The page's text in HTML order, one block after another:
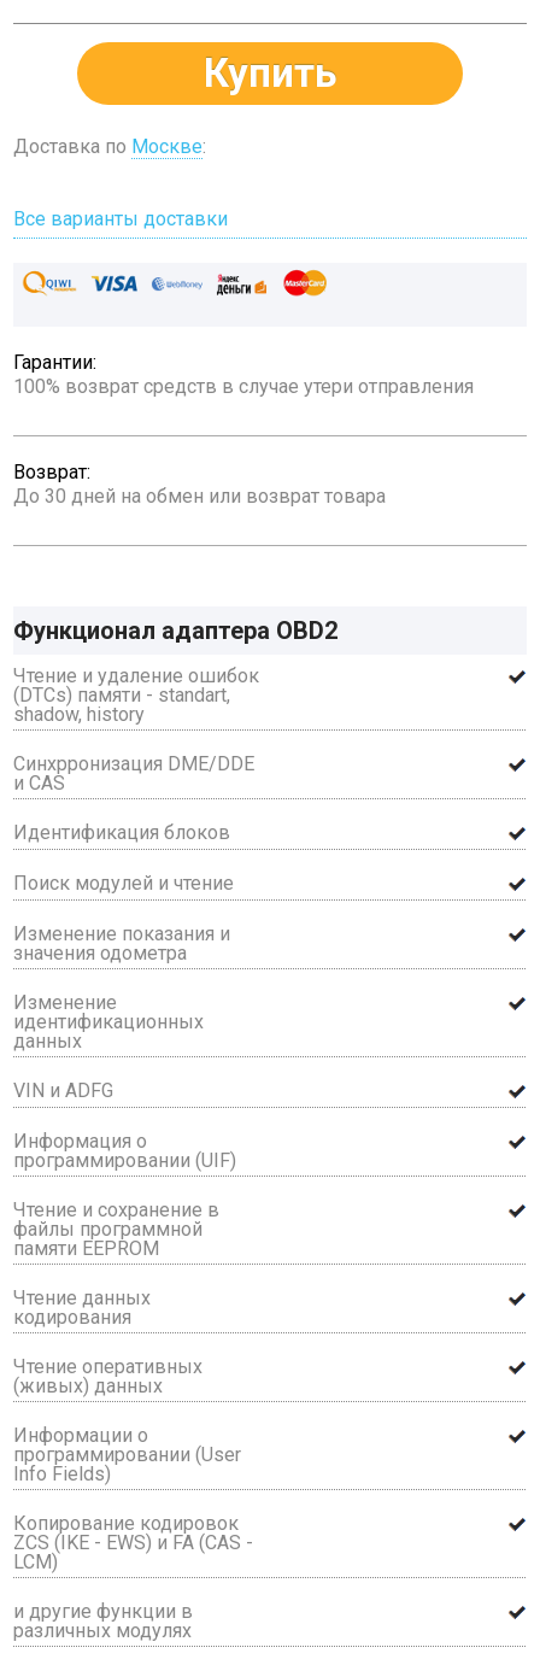
Купить
Доставка по Москве:
Все варианты доставки
Гарантии:
100% возврат средств в случае утери отправления
Возврат:
До 30 дней на обмен или возврат товара
Функционал адаптера OBD2
Чтение и удаление ошибок
(DTCs) памяти - standart,
shadow, history
Синхрронизация DME/DDE
и CAS
Идентификация блоков
Поиск модулей и чтение
Изменение показания и
значения одометра
Изменение
идентификационных
данных
VIN и ADFG
Информация о
программировании (UIF)
Чтение и сохранение в
файлы программной
памяти EEPROM
Чтение данных
кодирования
Чтение оперативных
(живых) данных
Информации о
программировании (User
Info Fields)
Копирование кодировок
ZCS (IKE - EWS) и FA (CAS -
LCM)
и другие функции в
различных модулях